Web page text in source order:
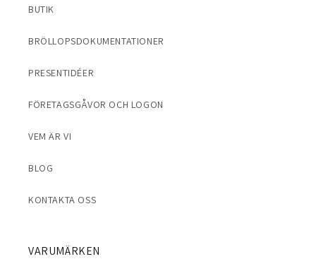
BUTIK
BRÖLLOPSDOKUMENTATIONER
PRESENTIDÉER
FÖRETAGSGÅVOR OCH LOGON
VEM ÄR VI
BLOG
KONTAKTA OSS
VARUMÄRKEN